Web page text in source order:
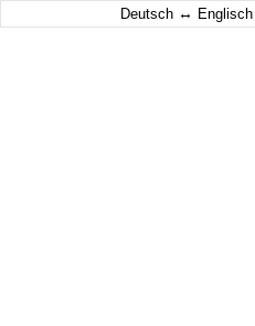
Deutsch ↔ Englisch